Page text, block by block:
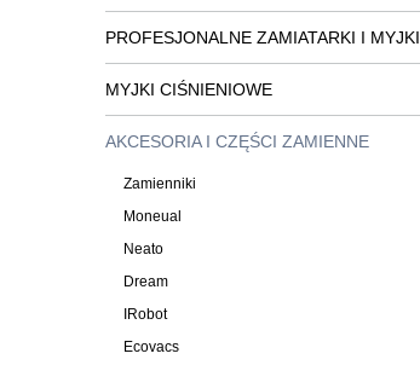
PROFESJONALNE ZAMIATARKI I MYJKI
MYJKI CIŚNIENIOWE
AKCESORIA I CZĘŚCI ZAMIENNE
Zamienniki
Moneual
Neato
Dream
IRobot
Ecovacs